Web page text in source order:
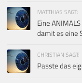
MATTHIAS SAGT:
Eine
damit es eine
CHRISTIAN SAGT:
Passte das